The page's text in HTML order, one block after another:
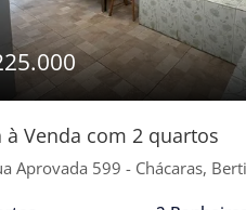
à Venda com 2 quartos
Aprovada 599 - Chácaras,